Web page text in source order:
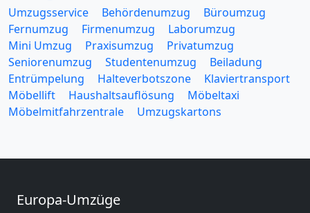
Umzugsservice Behördenumzug
Büroumzug
Fernumzug
Firmenumzug
Laborumzug
Mini Umzug
Praxisumzug
Privatumzug
Seniorenumzug
Studentenumzug
Beiladung
Entrümpelung
Halteverbotszone
Klaviertransport
Möbellift
Haushaltsauflösung
Möbeltaxi
Möbelmitfahrzentrale
Umzugskartons
Europa-Umzüge